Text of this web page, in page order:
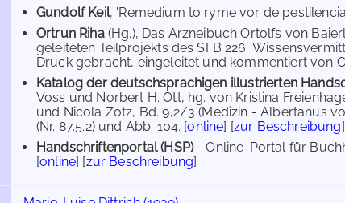
Gundolf Keil, 'Remedium to ryme vor de
Ortrun Riha (Hg.), Das Arzneibuch Ortolfs von
geleiteten Teilprojekts des SFB 226
Druck gebracht, eingeleitet und kommentiert von
Katalog der deutschsprachigen illustrierten
Voss und Norbert H. Ott, hg. von Kristina
und Nicola Zotz, Bd. 9,2/3 (Medizin - Albertanus
(Nr. 87.5.2) und Abb. 104. [online] [zur Beschreibung]
Handschriftenportal (HSP)- Online-Portal für
[online] [zur Beschreibung]